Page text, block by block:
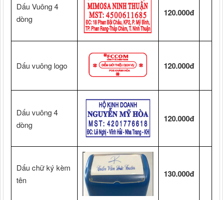
Dấu Vuông 4
dòng
120.000đ
Dấu vuông logo 120.000đ
Dấu vuông 4
dòng
120.000đ
Dấu chữ ký kèm
tên
130.000đ